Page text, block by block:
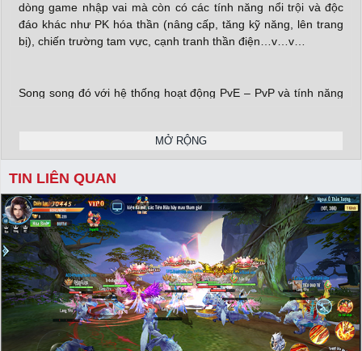
dòng game nhập vai mà còn có các tính năng nổi trội và độc
đáo khác như PK hóa thần (nâng cấp, tăng kỹ năng, lên trang
bị), chiến trường tam vực, cạnh tranh thần điện…v…v…
Song song đó với hệ thống hoạt động PvE – PvP và tính năng
hàng giờ liền để khám phá mỗi ngày!
MỞ RỘNG
TIN LIÊN QUAN